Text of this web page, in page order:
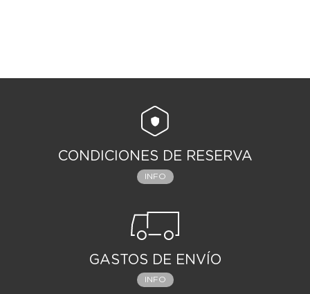
CONDICIONES DE RESERVA
INFO
GASTOS DE ENVÍO
INFO